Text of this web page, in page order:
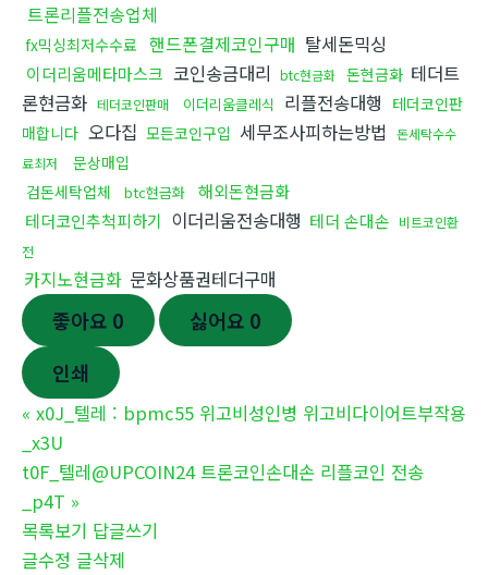
트론리플전송업체
fx믹싱최저수수료 핸드폰결제코인구매 탈세돈믹싱
이더리움메타마스크 코인송금대리 btc현금화 돈현금화 테더트
론현금화 테더코인판매 이더리움클레식 리플전송대행 테더코인판
매합니다 오다집 모든코인구입 세무조사피하는방법 돈세탁수수
료최저
문상매입
검돈세탁업체
btc현금화
해외돈현금화
테더코인추척피하기 이더리움전송대행 테더 손대손 비트코인환
전
카지노현금화 문화상품권테더구매
좋아요 0 싫어요 0
인쇄
« x0J_텔레 : bpmc55 위고비성인병 위고비다이어트부작용
_x3U
t0F_텔레@UPCOIN24 트론코인손대손 리플코인 전송
_p4T »
목록보기 답글쓰기
글수정 글삭제